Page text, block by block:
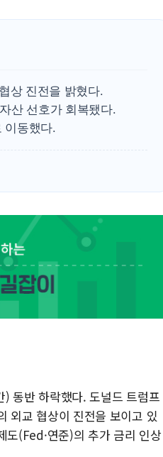
간 마라톤 부동산 2차 회의' 주재… "
상 진전을 밝혔다.
산 선호가 회복됐다.
이동했다.
동반 하락했다. 도널드 트럼프
외교 협상이 진전을 보이고 있
도(Fed·연준)의 추가 금리 인상